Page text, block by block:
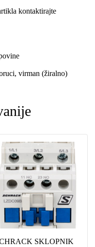
kontaktirajte
virman (žiralno)
SKLOPNIK